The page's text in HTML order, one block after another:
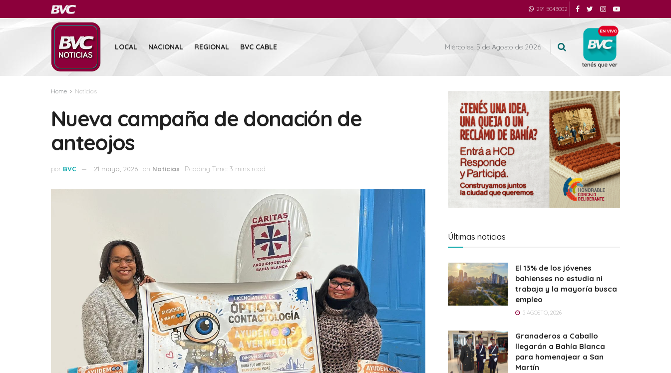
291 5043002
LOCAL NACIONAL REGIONAL BVC CABLE Miércoles, 5 de Agosto de 2026
Home Noticias
Nueva campaña de donación de
anteojos
por BVC 21 mayo, 2026 en Noticias Reading Time: 3 mins read
Últimas noticias
El 13% de los jóvenes
bahienses no estudia ni
trabaja y la mayoría busca
empleo
5 AGOSTO, 2026
Granaderos a Caballo
llegarán a Bahía Blanca
para homenajear a San
Martín